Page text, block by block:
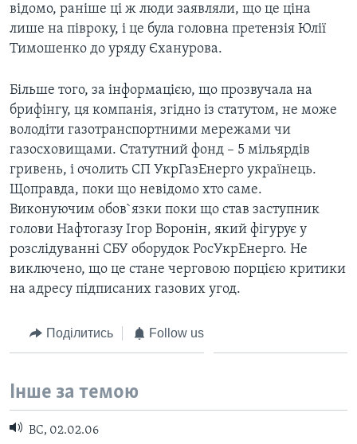
відомо, раніше ці ж люди заявляли, що це ціна
лише на півроку, і це була головна претензія Юлії
Тимошенко до уряду Єханурова.
Більше того, за інформацією, що прозвучала на
брифінгу, ця компанія, згідно iз статутом, не може
володіти газотранспортними мережами чи
газосховищами. Статутний фонд – 5 мільярдів
гривень, і очолить СП УкрГазЕнерго українець.
Щоправда, поки що невідомо хто саме.
Виконуючим обов`язки поки що став заступник
голови Нафтогазу Ігор Воронін, який фігурує у
розслідуванні СБУ оборудок РосУкрЕнерго. Не
виключено, що це стане черговою порцією критики
на адресу підписаних газових угод.
Поділитись Follow us
Інше за темою
ВС, 02.02.06